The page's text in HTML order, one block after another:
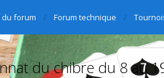
du forum Forum technique
du chibre du 8 au